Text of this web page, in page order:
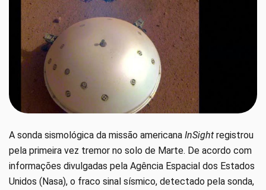
A sonda sismológica da missão americana InSight registrou
pela primeira vez tremor no solo de Marte. De acordo com
informações divulgadas pela Agência Espacial dos Estados
Unidos (Nasa), o fraco sinal sísmico, detectado pela sonda,